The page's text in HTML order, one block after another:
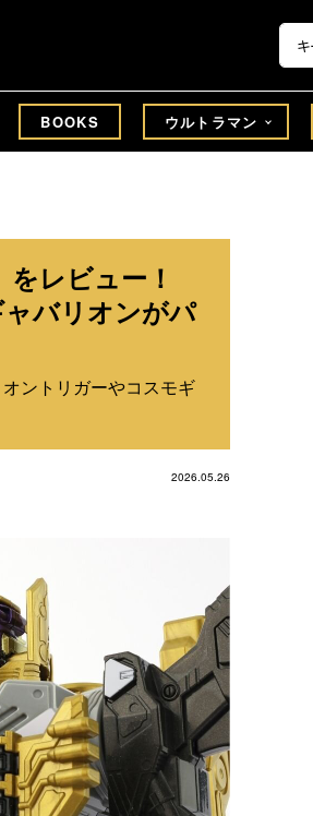
BOOKS ウルトラマン
をレビュー！
バリオンがパ
ントリガーやコスモギ
2026.05.26